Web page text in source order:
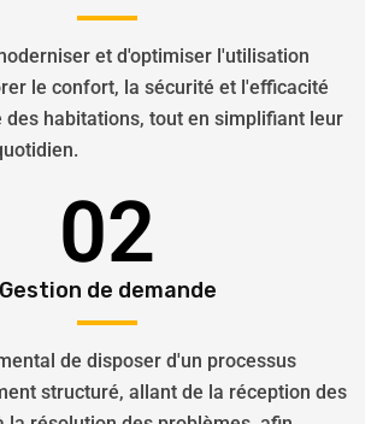
et d'optimiser l'utilisation
le confort, la sécurité et l'efficacité
des habitations, tout en simplifiant leur
02
Gestion de demande
de disposer d'un processus
structuré, allant de la réception des